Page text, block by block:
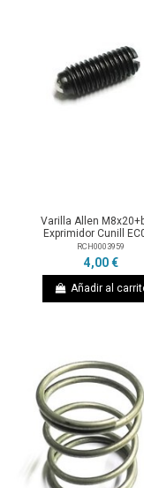
Varilla Allen
Exprimidor Cunill
RCH0003959
4,00 €
Añadir al